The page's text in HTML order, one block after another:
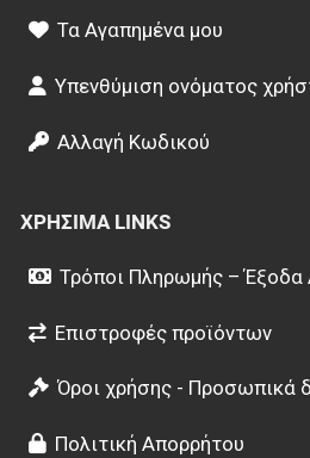
Τα Αγαπημένα μου
Υπενθύμιση ονόματος
Αλλαγή Κωδικού
ΧΡΉΣΙΜΑ LINKS
Τρόποι Πληρωμής –
Επιστροφές προϊόντων
Όροι χρήσης - Προσωπικά
Πολιτική Απορρήτου